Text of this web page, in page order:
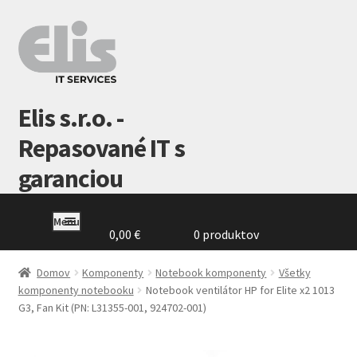
Preskočiť
na
navigáciu
Preskočiť
na
obsah
Elis s.r.o. -
Repasované IT s
garanciou
Menu
Domovská
stránka
GDPR
0,00 € 0 produktov
Domov Komponenty Notebook komponenty
Všetky
komponenty notebooku
Notebook ventilátor HP for Elite x2 1013
G3, Fan Kit (PN: L31355-001, 924702-001)